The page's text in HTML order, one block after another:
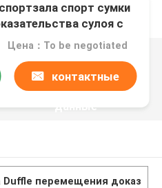
спорт сумки
сулоя с
Цена：To be negotiated
контактные
данные
Duffle перемещения доказ